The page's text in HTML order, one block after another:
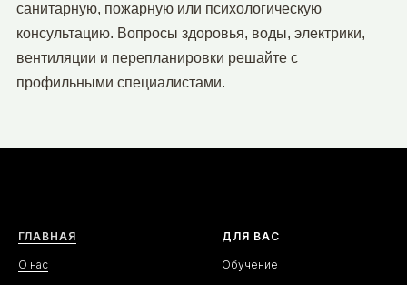
санитарную, пожарную или психологическую
консультацию. Вопросы здоровья, воды, электрики,
вентиляции и перепланировки решайте с
профильными специалистами.
ГЛАВНАЯ
О нас
ДЛЯ ВАС
Обучение